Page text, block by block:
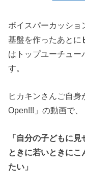
ボイスパーカッショ
基盤を作ったあとに
はトップユーチュー
す。
ヒカキンさんご自
Open!!!」の動画で、
「自分の子どもに
ときに若いときに
たい」